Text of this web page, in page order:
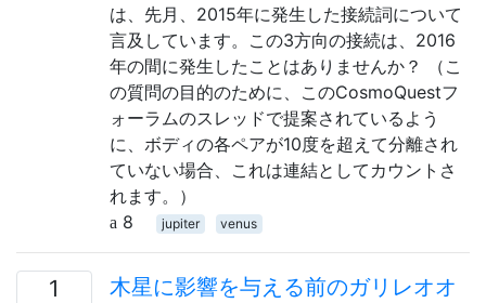
は、先月、2015年に発生した接続詞について
言及しています。この3方向の接続は、2016
年の間に発生したことはありませんか？ （こ
の質問の目的のために、このCosmoQuestフ
ォーラムのスレッドで提案されているよう
に、ボディの各ペアが10度を超えて分離され
ていない場合、これは連結としてカウントさ
れます。）
8
jupiter venus
1
木星に影響を与える前のガリレオオ